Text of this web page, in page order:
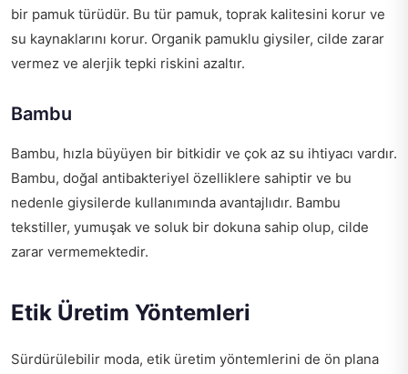
bir pamuk türüdür. Bu tür pamuk, toprak kalitesini korur ve
su kaynaklarını korur. Organik pamuklu giysiler, cilde zarar
vermez ve alerjik tepki riskini azaltır.
Bambu
Bambu, hızla büyüyen bir bitkidir ve çok az su ihtiyacı vardır.
Bambu, doğal antibakteriyel özelliklere sahiptir ve bu
nedenle giysilerde kullanımında avantajlıdır. Bambu
tekstiller, yumuşak ve soluk bir dokuna sahip olup, cilde
zarar vermemektedir.
Etik Üretim Yöntemleri
Sürdürülebilir moda, etik üretim yöntemlerini de ön plana